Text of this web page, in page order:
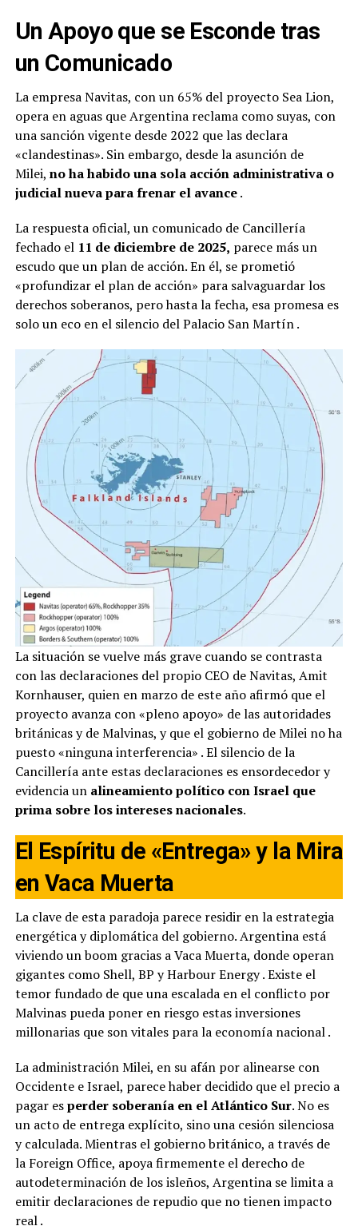
Un Apoyo que se Esconde tras
un Comunicado
La empresa Navitas, con un 65% del proyecto Sea Lion,
opera en aguas que Argentina reclama como suyas, con
una sanción vigente desde 2022 que las declara
«clandestinas». Sin embargo, desde la asunción de
Milei, no ha habido una sola acción administrativa o
judicial nueva para frenar el avance.
La respuesta oficial, un comunicado de Cancillería
fechado el 11 de diciembre de 2025, parece más un
escudo que un plan de acción. En él, se prometió
«profundizar el plan de acción» para salvaguardar los
derechos soberanos, pero hasta la fecha, esa promesa es
solo un eco en el silencio del Palacio San Martín.
La situación se vuelve más grave cuando se contrasta
con las declaraciones del propio CEO de Navitas, Amit
Kornhauser, quien en marzo de este año afirmó que el
proyecto avanza con «pleno apoyo» de las autoridades
británicas y de Malvinas, y que el gobierno de Milei no ha
puesto «ninguna interferencia» . El silencio de la
Cancillería ante estas declaraciones es ensordecedor y
evidencia un alineamiento político con Israel que
prima sobre los intereses nacionales.
El Espíritu de «Entrega» y la Mira
en Vaca Muerta
La clave de esta paradoja parece residir en la estrategia
energética y diplomática del gobierno. Argentina está
viviendo un boom gracias a Vaca Muerta, donde operan
gigantes como Shell, BP y Harbour Energy. Existe el
temor fundado de que una escalada en el conflicto por
Malvinas pueda poner en riesgo estas inversiones
millonarias que son vitales para la economía nacional.
La administración Milei, en su afán por alinearse con
Occidente e Israel, parece haber decidido que el precio a
pagar esperder soberanía en el Atlántico Sur. No es
un acto de entrega explícito, sino una cesión silenciosa
y calculada. Mientras el gobierno británico, a través de
la Foreign Office, apoya firmemente el derecho de
autodeterminación de los isleños, Argentina se limita a
emitir declaraciones de repudio que no tienen impacto
real.